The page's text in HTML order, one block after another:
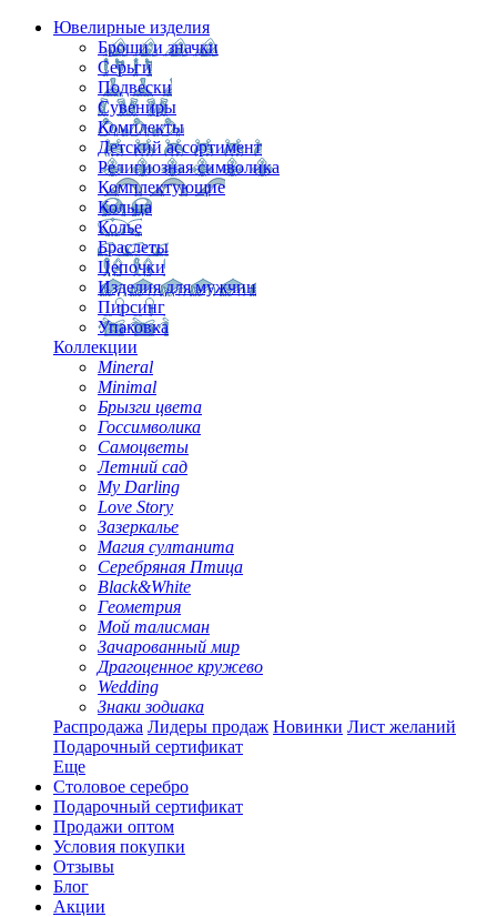
Ювелирные изделия
Броши и значки
Серьги
Подвески
Сувениры
Комплекты
Детский ассортимент
Религиозная символика
Комплектующие
Кольца
Колье
Браслеты
Цепочки
Изделия для мужчин
Пирсинг
Упаковка
Коллекции
Mineral
Minimal
Брызги цвета
Госсимволика
Самоцветы
Летний сад
My Darling
Love Story
Зазеркалье
Магия султанита
Серебряная Птица
Black&White
Геометрия
Мой талисман
Зачарованный мир
Драгоценное кружево
Wedding
Знаки зодиака
Распродажа Лидеры продаж Новинки Лист желаний
Подарочный сертификат
Еще
Столовое серебро
Подарочный сертификат
Продажи оптом
Условия покупки
Отзывы
Блог
Акции